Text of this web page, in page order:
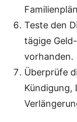
Teste den
tägige
vorhanden.
Überprüfe
Kündigung,